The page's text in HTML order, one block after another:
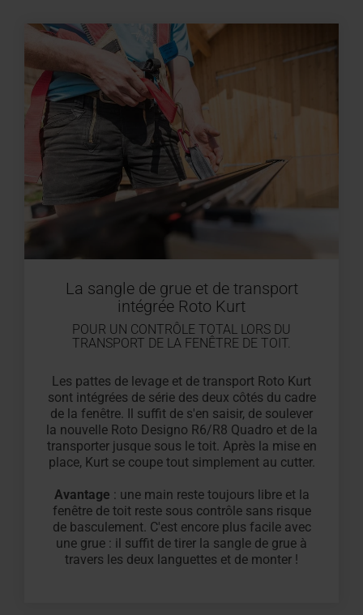
La sangle de grue et de transport
intégrée Roto Kurt
POUR UN CONTRÔLE TOTAL LORS DU
TRANSPORT DE LA FENÊTRE DE TOIT.
Les pattes de levage et de transport Roto Kurt
sont intégrées de série des deux côtés du cadre
de la fenêtre. Il suffit de s'en saisir, de soulever
la nouvelle Roto Designo R6/R8 Quadro et de la
transporter jusque sous le toit. Après la mise en
place, Kurt se coupe tout simplement au cutter.
Avantage : une main reste toujours libre et la
fenêtre de toit reste sous contrôle sans risque
de basculement. C'est encore plus facile avec
une grue : il suffit de tirer la sangle de grue à
travers les deux languettes et de monter !